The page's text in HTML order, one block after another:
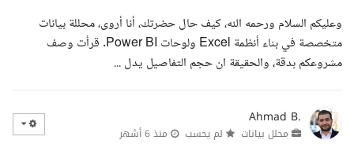
وعليكم السلام ورحمه الله، كيف حال حضرتك، أنا أروى، محللة بيانات
متخصصة في بناء أنظمة Excel ولوحات Power BI. قرأت وصف
مشروعكم بدقة، والحقيقة ان حجم التفاصيل يدل ...
Ahmad B.
محلل بيانات لم يحسب منذ 6 أشهر